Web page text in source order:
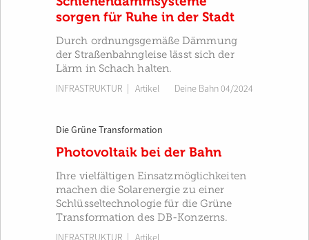
sorgen für Ruhe in der Stadt
Durch ordnungsgemäße Dämmung
der Straßenbahngleise lässt sich der
Lärm in Schach halten.
INFRASTRUKTUR | Artikel Deine Bahn 04/2024
Die Grüne Transformation
Photovoltaik bei der Bahn
Ihre vielfältigen Einsatzmöglichkeiten
machen die Solarenergie zu einer
Schlüsseltechnologie für die Grüne
Transformation des DB-Konzerns.
INFRASTRUKTUR | Artikel